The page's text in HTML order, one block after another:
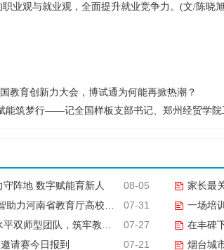
业观与就业观，全面提升就业竞争力。(文/陈晓
教育创新力大会，博试通为何能再掀热潮？
能筑梦行——记全国样板支部书记、郑州经贸学
08-05
阵地 数字赋能育新人
家长最关
07-31
专题研究班共探AI赋能高等教育新路径
一场培训，
07-27
型团队，筑牢教学品质基石
在丰碑
07-21
请赛今日报到 烟台城市